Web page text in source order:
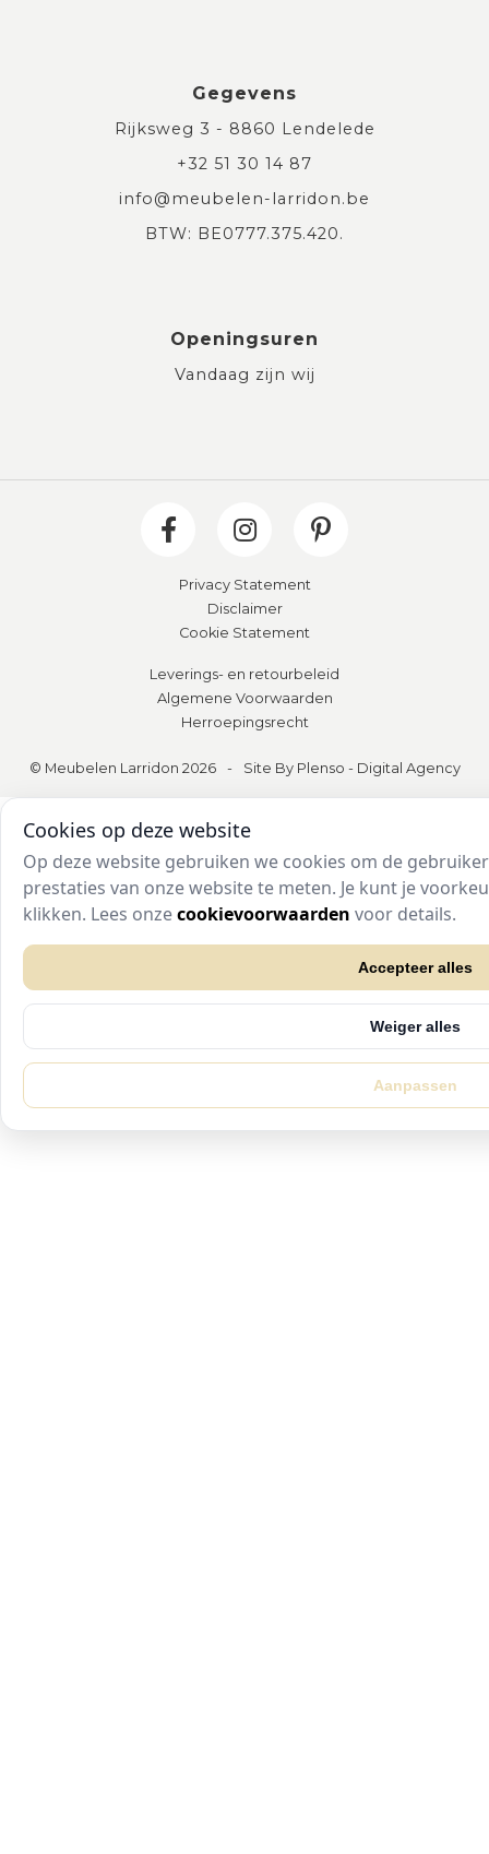
Gegevens
Rijksweg 3 - 8860 Lendelede
+32 51 30 14 87
info@meubelen-larridon.be
BTW: BE0777.375.420.
Openingsuren
Vandaag zijn wij
Privacy Statement
Disclaimer
Cookie Statement
Leverings- en retourbeleid
Algemene Voorwaarden
Herroepingsrecht
© Meubelen Larridon 2026 - Site By Plenso - Digital Agency
Cookies op deze website
Op deze website gebruiken we cookies om de
prestaties van onze website te meten. Je kunt je
te klikken. Lees onzecookievoorwaardenvoor details.
Accepteer alles
Weiger alles
Aanpassen